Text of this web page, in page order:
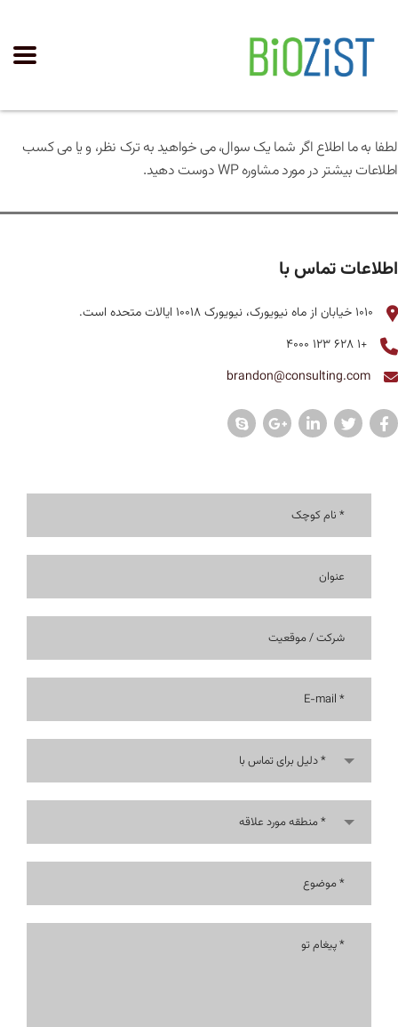
لطفا به ما اطلاع اگر شما یک سوال، می خواهید به ترک نظر، و یا می کسب
اطلاعات بیشتر در مورد مشاوره WP دوست دهید.
اطلاعات تماس با
1010 خیابان از ماه نیویورک، نیویورک 10018 ایالات متحده است.
+1 628 123 4000
brandon@consulting.com
دلیل برای تماس با *
منطقه مورد علاقه *